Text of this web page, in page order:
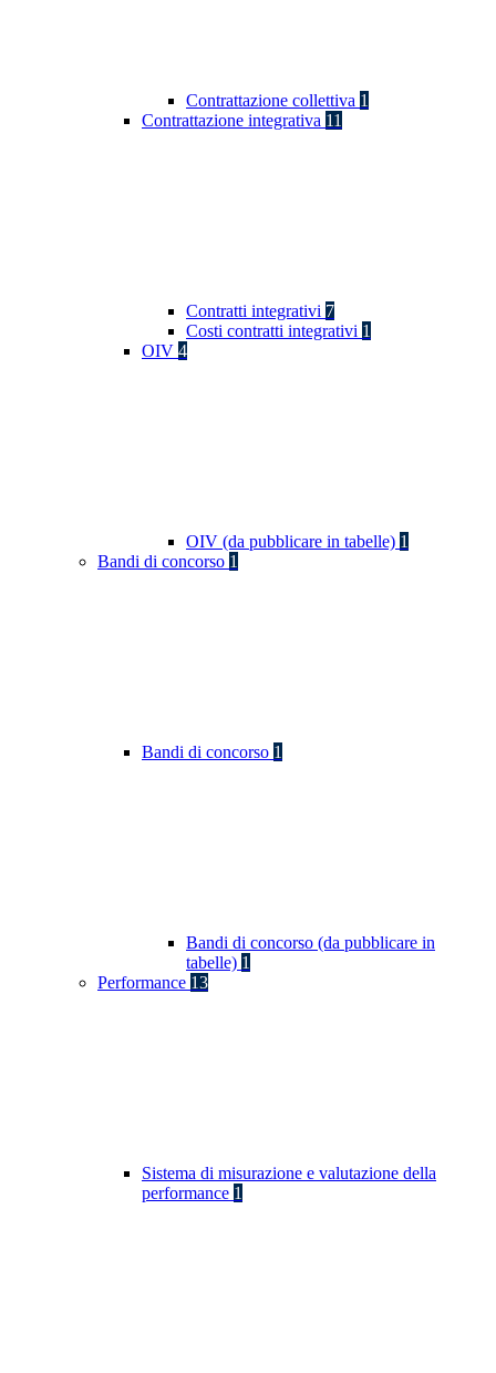
Contrattazione collettiva 1
Contrattazione integrativa 11
Contratti integrativi 7
Costi contratti integrativi 1
OIV 4
OIV (da pubblicare in tabelle) 1
Bandi di concorso 1
Bandi di concorso 1
Bandi di concorso (da pubblicare in
tabelle) 1
Performance 13
Sistema di misurazione e valutazione della
performance 1